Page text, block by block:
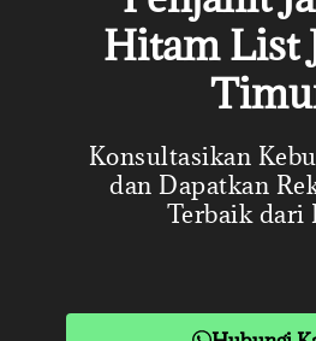
Hitam List
Konsultasikan
dan Dapatkan
Terbaik dari